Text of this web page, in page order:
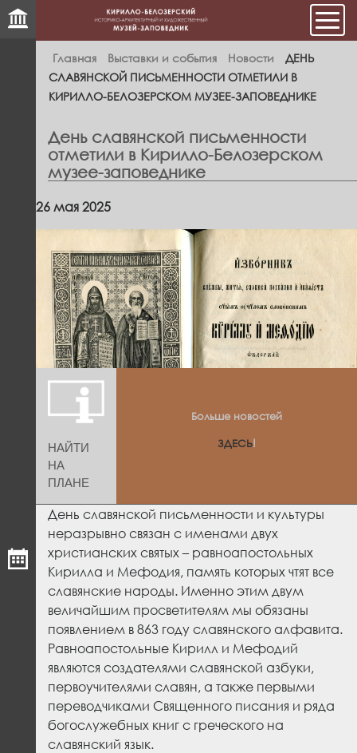
Главная Выставки и события Новости
ДЕНЬ
СЛАВЯНСКОЙ ПИСЬМЕННОСТИ ОТМЕТИЛИ В
КИРИЛЛО-БЕЛОЗЕРСКОМ МУЗЕЕ-ЗАПОВЕДНИКЕ
День славянской письменности
отметили в Кирилло-Белозерском
музее-заповеднике
НАЙТИ
НА
ПЛАНЕ
26 мая 2025
Больше новостей
ЗДЕСЬ!
День славянской письменности и культуры
неразрывно связан с именами двух
христианских святых – равноапостольных
Кирилла и Мефодия, память которых чтят все
славянские народы. Именно этим двум
величайшим просветителям мы обязаны
появлением в 863 году славянского алфавита.
Равноапостольные Кирилл и Мефодий
являются создателями славянской азбуки,
первоучителями славян, а также первыми
переводчиками Священного писания и ряда
богослужебных книг с греческого на
славянский язык.